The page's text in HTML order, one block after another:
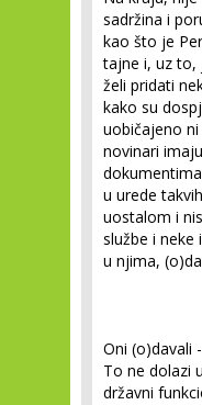
sadržina i
kao što je
tajne i, uz to,
želi pridati
kako su
uobičajeno
novinari
u urede
uostalom i
službe i neke
u njima,
Oni (o)davali
To ne dolazi
državni